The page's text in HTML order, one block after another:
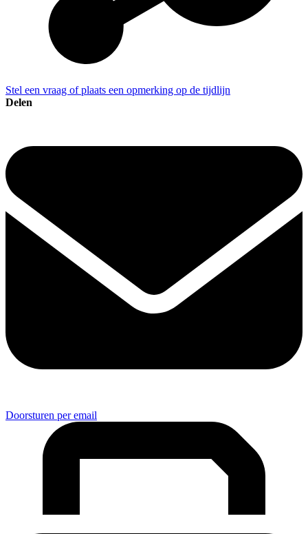
Stel een vraag of plaats een opmerking op de tijdlijn
Delen
Doorsturen per email